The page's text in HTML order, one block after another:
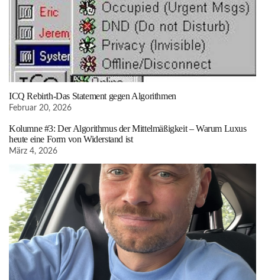
ICQ Rebirth-Das Statement gegen Algorithmen
Februar 20, 2026
Kolumne #3: Der Algorithmus der Mittelmäßigkeit – Warum Luxus
heute eine Form von Widerstand ist
März 4, 2026